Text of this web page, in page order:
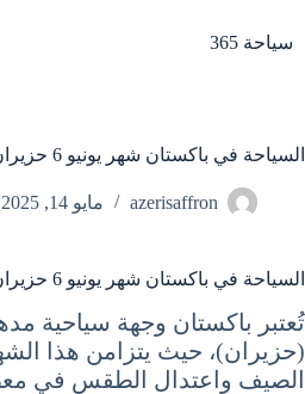
المحتوى
سياحة 365
السياحة في باكستان شهر يونيو 6 حزيران June
azerisaffron مايو 14, 2025
السياحة في باكستان شهر يونيو 6 حزيران June
تُعتبر باكستان وجهة سياحية
(حزيران)، حيث يتزامن هذا
الصيف واعتدال الطقس في